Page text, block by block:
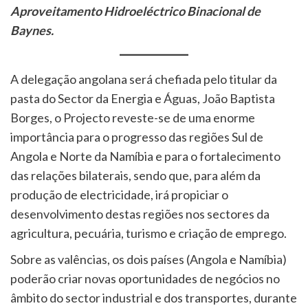
Aproveitamento Hidroeléctrico Binacional de
Baynes.
A delegação angolana será chefiada pelo titular da
pasta do Sector da Energia e Águas, João Baptista
Borges, o Projecto reveste-se de uma enorme
importância para o progresso das regiões Sul de
Angola e Norte da Namíbia e para o fortalecimento
das relações bilaterais, sendo que, para além da
produção de electricidade, irá propiciar o
desenvolvimento destas regiões nos sectores da
agricultura, pecuária, turismo e criação de emprego.
Sobre as valências, os dois países (Angola e Namíbia)
poderão criar novas oportunidades de negócios no
âmbito do sector industrial e dos transportes, durante